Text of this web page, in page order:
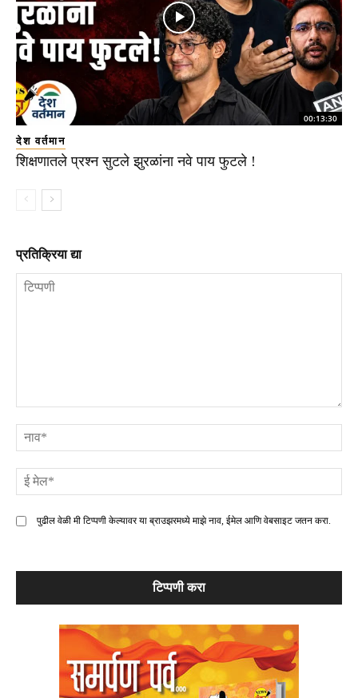
00:13:30
देश वर्तमान
शिक्षणातले प्रश्न सुटले झुरळांना नवे पाय फुटले !
प्रतिक्रिया द्या
पुढील वेळी मी टिप्पणी केल्यावर या ब्राउझरमध्ये माझे नाव, ईमेल आणि वेबसाइट जतन करा.